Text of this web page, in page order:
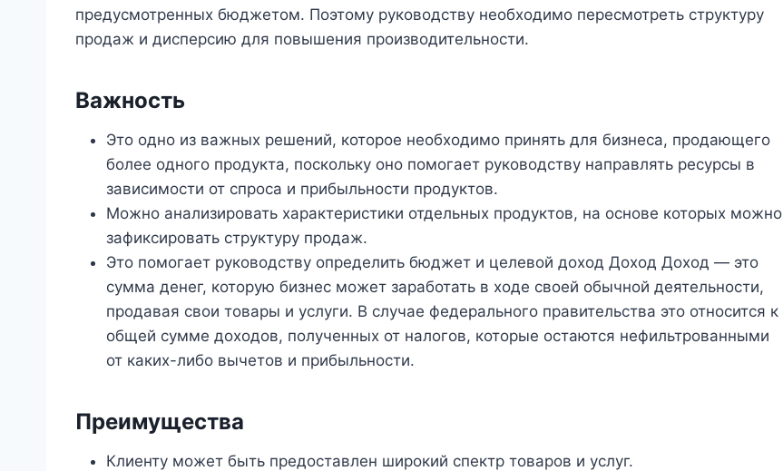
предусмотренных бюджетом. Поэтому руководству необходимо пересмотреть структуру
продаж и дисперсию для повышения производительности.
Важность
Это одно из важных решений, которое необходимо принять для бизнеса, продающего
более одного продукта, поскольку оно помогает руководству направлять ресурсы в
зависимости от спроса и прибыльности продуктов.
Можно анализировать характеристики отдельных продуктов, на основе которых можно
зафиксировать структуру продаж.
Это помогает руководству определить бюджет и целевой доход Доход Доход — это
сумма денег, которую бизнес может заработать в ходе своей обычной деятельности,
продавая свои товары и услуги. В случае федерального правительства это относится к
общей сумме доходов, полученных от налогов, которые остаются нефильтрованными
от каких-либо вычетов и прибыльности.
Преимущества
Клиенту может быть предоставлен широкий спектр товаров и услуг.